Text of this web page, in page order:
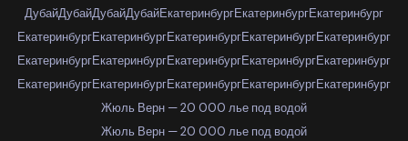
ДубайДубайДубайДубайЕкатеринбургЕкатеринбургЕкатеринбург
ЕкатеринбургЕкатеринбургЕкатеринбургЕкатеринбургЕкатеринбург
ЕкатеринбургЕкатеринбургЕкатеринбургЕкатеринбургЕкатеринбург
ЕкатеринбургЕкатеринбургЕкатеринбургЕкатеринбургЕкатеринбург
Жюль Верн — 20 000 лье под водой
Жюль Верн — 20 000 лье под водой